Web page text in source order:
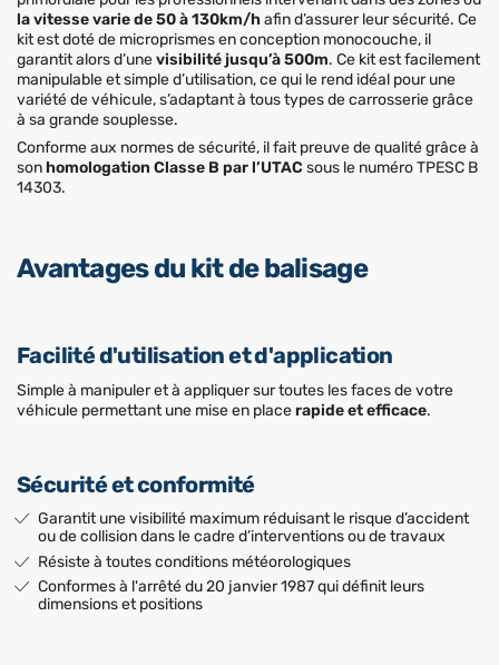
la vitesse varie de 50 à 130km/hafin d’assurer leur sécurité. Ce
kit est doté de microprismes en conception monocouche, il
garantit alors d’unevisibilité jusqu’à 500m. Ce kit est facilement
manipulable et simple d’utilisation, ce qui le rend idéal pour une
variété de véhicule, s’adaptant à tous types de carrosserie grâce
à sa grande souplesse.
Conforme aux normes de sécurité, il fait preuve de qualité grâce à
sonhomologation Classe B par l’UTAC sous le numéro TPESC B
14303.
Avantages du kit de balisage
Facilité d'utilisation et d'application
Simple à manipuler et à appliquer sur toutes les faces de votre
véhicule permettant une mise en placerapide et efficace.
Sécurité et conformité
Garantit une visibilité maximum réduisant le risque d’accident
ou de collision dans le cadre d’interventions ou de travaux
Résiste à toutes conditions météorologiques
Conformes à l'arrêté du 20 janvier 1987 qui définit leurs
dimensions et positions